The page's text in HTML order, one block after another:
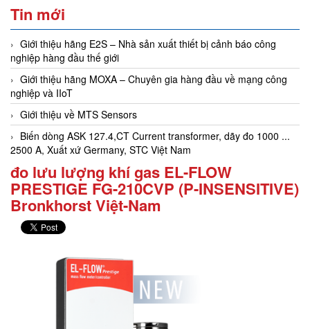
Tin mới
Giới thiệu hãng E2S – Nhà sản xuất thiết bị cảnh báo công
nghiệp hàng đầu thế giới
Giới thiệu hãng MOXA – Chuyên gia hàng đầu về mạng công
nghiệp và IIoT
Giới thiệu về MTS Sensors
Biến dòng ASK 127.4,CT Current transformer, dãy đo 1000 ...
2500 A, Xuất xứ Germany, STC Việt Nam
đo lưu lượng khí gas EL-FLOW
PRESTIGE FG-210CVP (P-INSENSITIVE)
Bronkhorst Việt-Nam